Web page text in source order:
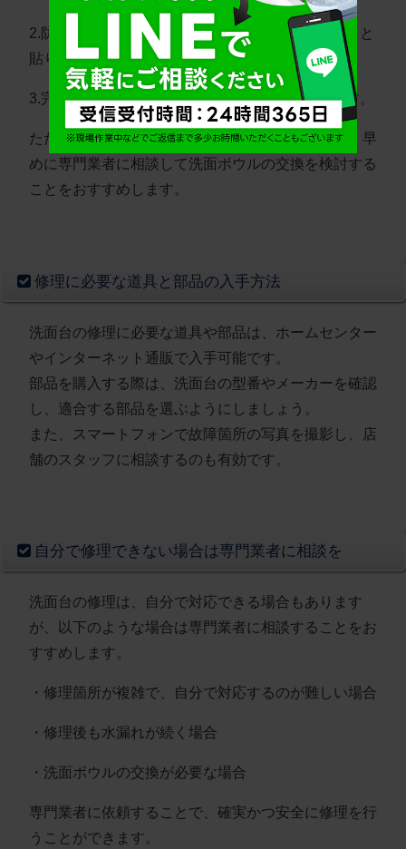
2.防水テープや防水パテをひび割れ部分にしっかりと
貼り付けます。
3.完全に乾燥させた後、水漏れがないか確認します。
ただし、応急処置はあくまで一時的な対応であり、早
めに専門業者に相談して洗面ボウルの交換を検討する
ことをおすすめします。
修理に必要な道具と部品の入手方法
洗面台の修理に必要な道具や部品は、ホームセンター
やインターネット通販で入手可能です。
部品を購入する際は、洗面台の型番やメーカーを確認
し、適合する部品を選ぶようにしましょう。
また、スマートフォンで故障箇所の写真を撮影し、店
舗のスタッフに相談するのも有効です。
自分で修理できない場合は専門業者に相談を
洗面台の修理は、自分で対応できる場合もあります
が、以下のような場合は専門業者に相談することをお
すすめします。
・修理箇所が複雑で、自分で対応するのが難しい場合
・修理後も水漏れが続く場合
・洗面ボウルの交換が必要な場合
専門業者に依頼することで、確実かつ安全に修理を行
うことができます。